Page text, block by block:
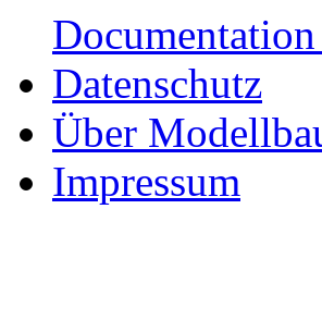
Datenschutz
Über
Impressum